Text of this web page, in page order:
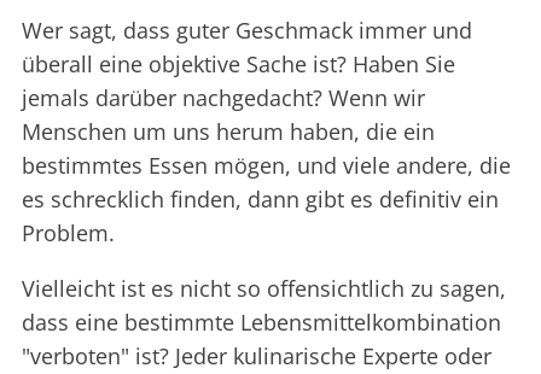
Wer sagt, dass guter Geschmack immer und
überall eine objektive Sache ist? Haben Sie
jemals darüber nachgedacht? Wenn wir
Menschen um uns herum haben, die ein
bestimmtes Essen mögen, und viele andere, die
es schrecklich finden, dann gibt es definitiv ein
Problem.
Vielleicht ist es nicht so offensichtlich zu sagen,
dass eine bestimmte Lebensmittelkombination
"verboten" ist? Jeder kulinarische Experte oder